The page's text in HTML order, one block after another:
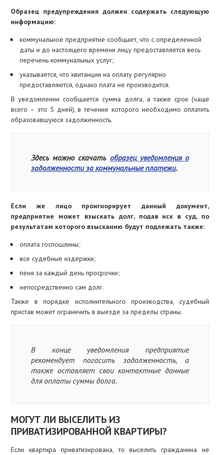
Образец предупреждения должен содержать следующую
информацию:
коммунальное предприятие сообщает, что с определенной
даты и до настоящего времени лицу предоставляется весь
перечень коммунальных услуг;
указывается, что квитанции на оплату регулярно
предоставляются, однако плата не производится.
В уведомлении сообщается сумма долга, а также срок (чаще
всего – это 5 дней), в течение которого необходимо оплатить
образовавшуюся задолженность.
Здесь можно скачать образец уведомления о
задолженности за коммунальные платежи.
Если же лицо проигнорирует данный документ,
предприятие может взыскать долг, подав иск в суд, по
результатам которого взысканию будут подлежать также:
оплата госпошлины;
все судебные издержки;
пеня за каждый день просрочки;
непосредственно сам долг.
Также в порядке исполнительного производства, судебный
пристав может ограничить в выезде за пределы страны.
В конце уведомления предприятие
рекомендует погасить задолженность, а
также оставляет свои контактные данные
для оплаты суммы долга.
МОГУТ ЛИ ВЫСЕЛИТЬ ИЗ
ПРИВАТИЗИРОВАННОЙ КВАРТИРЫ?
Если квартира приватизирована, то выселить гражданина не